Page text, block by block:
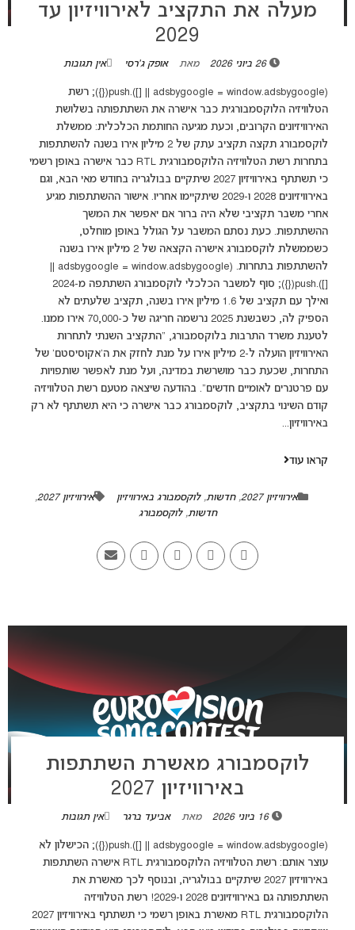
מעלה את התקציב לאירוויזיון עד
2029
26 ביוני 2026 מאת אופק ג'רסי אין תגובות
(adsbygoogle = window.adsbygoogle || []).push({}); רשת
הטלוויזיה הלוקסמבורגית כבר אישרה את השתתפותה בשלושת
האירוויזיונים הקרובים, וכעת מגיעה החותמת הכלכלית: ממשלת
לוקסמבורג תקצה תקציב עתק של 2 מיליון אירו בשנה להשתתפות
בתחרות רשת הטלוויזיה הלוקסמבורגית RTL כבר אישרה באופן רשמי
כי תשתתף באירוויזיון 2027 שיתקיים בבולגריה בחודש מאי הבא, וגם
באירוויזיונים 2028 ו-2029 שיתקיימו אחריו. אישור ההשתתפות מגיע
אחרי משבר תקציבי שלא היה ברור אם יאפשר את המשך
ההשתתפות. כעת נסתם המשבר על הגולל באופן מוחלט,
כשממשלת לוקסמבורג אישרה הקצאה של 2 מיליון אירו בשנה
[]).push({}); סוף למשבר הכלכלי לוקסמבורג השתתפה מ-2024
ואילך עם תקציב של 1.6 מיליון אירו בשנה, תקציב שלעתים לא
הספיק לה, כשבשנת 2025 נרשמה חריגה של כ-70,000 אירו ממנו.
לטענת משרד התרבות בלוקסמבורג, "התקציב השנתי לתחרות
האירוויזיון הועלה ל-2 מיליון אירו על מנת לחזק את ה'אקוסיסטם' של
התחרות, שכעת כבר מושרשת במדינה, ועל מנת לאפשר שותפויות
עם פרטנרים לאומיים חדשים". בהודעה שיצאה מטעם רשת הטלוויזיה
קודם השינוי בתקציב, לוקסמבורג כבר אישרה כי היא תשתתף לא רק
באירוויזיון...
קראו עוד
אירוויזיון 2027 ,חדשות,לוקסמבורג באירוויזיון אירוויזיון 2027
,
חדשות,לוקסמבורג
לוקסמבורג מאשרת השתתפות
באירוויזיון 2027
16 ביוני 2026 מאת אביעד ברגר אין תגובות
(adsbygoogle = window.adsbygoogle || []).push({}); הכישלון לא
עוצר אותם: רשת הטלוויזיה הלוקסמבורגית RTL אישרה השתתפות
באירוויזיון 2027 שיתקיים בבולגריה, ובנוסף לכך מאשרת את
השתתפותה גם באירוויזיונים 2028 ו-2029! רשת הטלוויזיה
הלוקסמבורגית RTL מאשרת באופן רשמי כי תשתתף באירוויזיון 2027